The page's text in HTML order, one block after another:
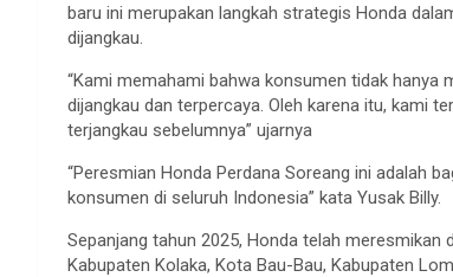
baru ini merupakan langkah strategis Honda
dijangkau.
“Kami memahami bahwa konsumen tidak hanya
dijangkau dan terpercaya. Oleh karena itu, kami
terjangkau sebelumnya” ujarnya
“Peresmian Honda Perdana Soreang ini adalah
konsumen di seluruh Indonesia” kata Yusak Billy.
Sepanjang tahun 2025, Honda telah meresmikan
Kabupaten Kolaka, Kota Bau-Bau, Kabupaten